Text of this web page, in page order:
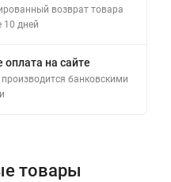
возврат товара
10 дней
оплата на сайте
банковскими
товары